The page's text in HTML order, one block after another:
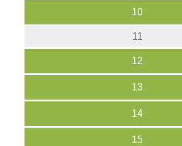
10
11
12
13
14
15